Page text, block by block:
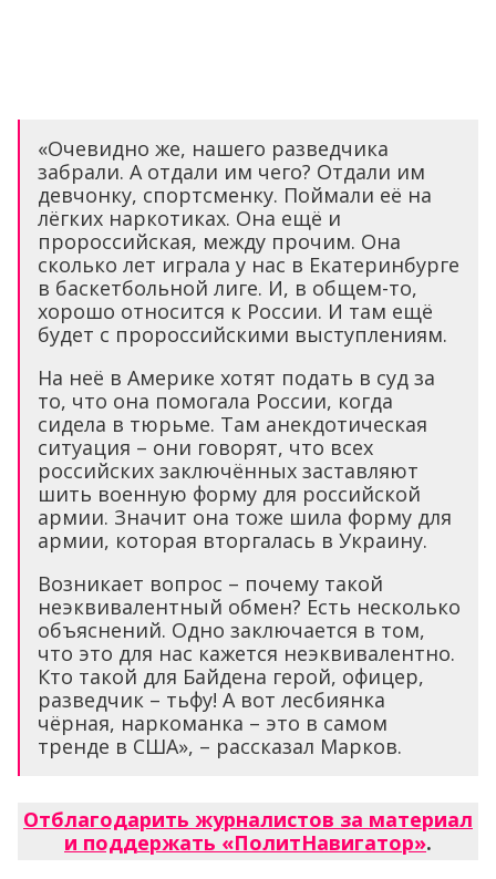
«Очевидно же, нашего разведчика
забрали. А отдали им чего? Отдали им
девчонку, спортсменку. Поймали её на
лёгких наркотиках. Она ещё и
пророссийская, между прочим. Она
сколько лет играла у нас в Екатеринбурге
в баскетбольной лиге. И, в общем-то,
хорошо относится к России. И там ещё
будет с пророссийскими выступлениям.
На неё в Америке хотят подать в суд за
то, что она помогала России, когда
сидела в тюрьме. Там анекдотическая
ситуация – они говорят, что всех
российских заключённых заставляют
шить военную форму для российской
армии. Значит она тоже шила форму для
армии, которая вторгалась в Украину.
Возникает вопрос – почему такой
неэквивалентный обмен? Есть несколько
объяснений. Одно заключается в том,
что это для нас кажется неэквивалентно.
Кто такой для Байдена герой, офицер,
разведчик – тьфу! А вот лесбиянка
чёрная, наркоманка – это в самом
тренде в США», – рассказал Марков.
Отблагодарить журналистов за материал
и поддержать «ПолитНавигатор».